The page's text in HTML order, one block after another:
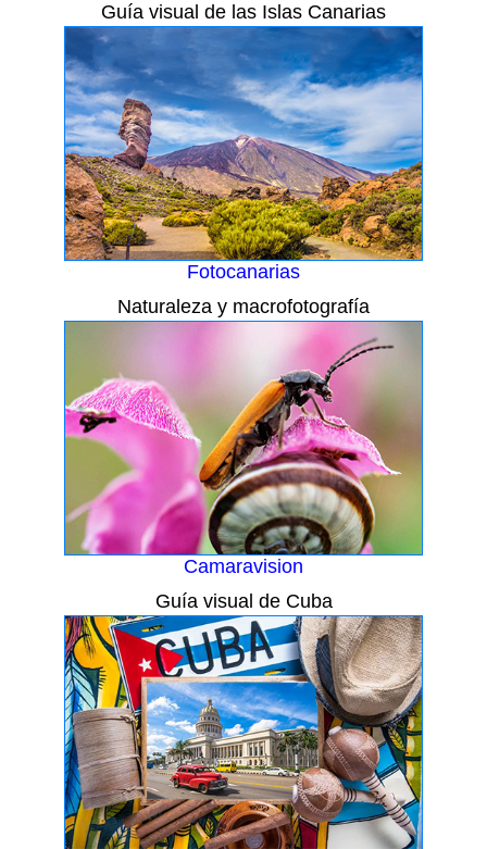
Guía visual de las Islas Canarias
Fotocanarias
Naturaleza y macrofotografía
Camaravision
Guía visual de Cuba